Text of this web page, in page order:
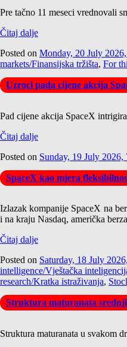
Pre tačno 11 meseci vrednovali
Čitaj dalje
Posted on Monday, 20 July
markets/Finansijska tržišta, For
Uzroci pada cijene akcija
Pad cijene akcija SpaceX
Čitaj dalje
Posted on Sunday, 19 July 2026,
SpaceX kao mjera
Izlazak kompanije SpaceX na
i na kraju Nasdaq, američka
Čitaj dalje
Posted on Saturday, 18 July
intelligence/Vještačka
research/Kratka istraživanja,
Struktura maturanata
Struktura maturanata u svakom